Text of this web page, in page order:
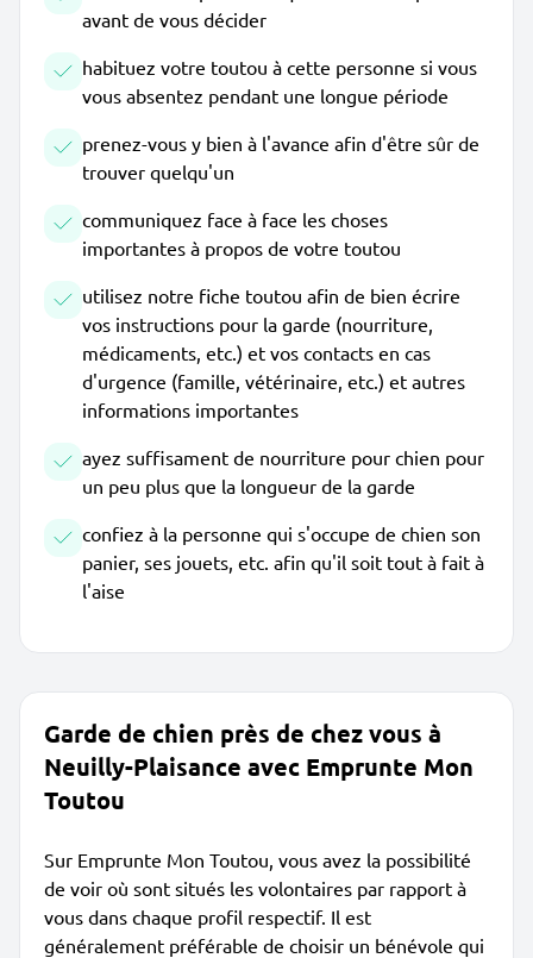
avant de vous décider
habituez votre toutou à cette personne si vous
vous absentez pendant une longue période
prenez-vous y bien à l'avance afin d'être sûr de
trouver quelqu'un
communiquez face à face les choses
importantes à propos de votre toutou
utilisez notre fiche toutou afin de bien écrire
vos instructions pour la garde (nourriture,
médicaments, etc.) et vos contacts en cas
d'urgence (famille, vétérinaire, etc.) et autres
informations importantes
ayez suffisament de nourriture pour chien pour
un peu plus que la longueur de la garde
confiez à la personne qui s'occupe de chien son
panier, ses jouets, etc. afin qu'il soit tout à fait à
l'aise
Garde de chien près de chez vous à
Neuilly-Plaisance avec Emprunte Mon
Toutou
Sur Emprunte Mon Toutou, vous avez la possibilité
de voir où sont situés les volontaires par rapport à
vous dans chaque profil respectif. Il est
généralement préférable de choisir un bénévole qui